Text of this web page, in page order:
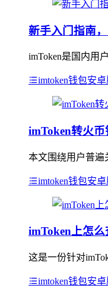
新手入门指南
imToken是国内用
imtoken钱包安
imToken转火
本文围绕用户普遍
imtoken钱包安
imToken上怎
这是一份针对
imtoken钱包安